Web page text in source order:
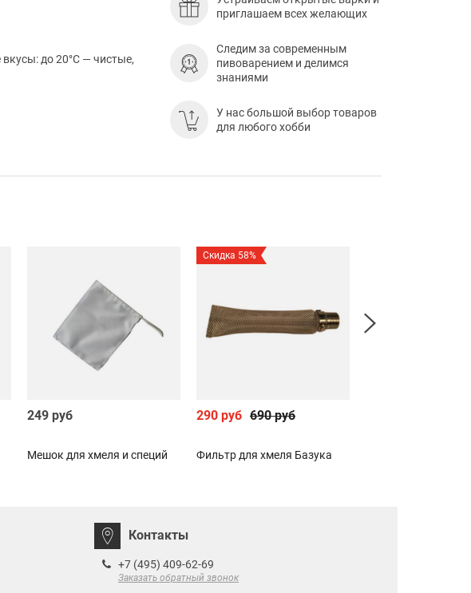
до 20°С — чистые,
приглашаем всех желающих
Следим за современным
пивоварением и делимся
знаниями
У нас большой выбор товаров
для любого хобби
249 руб
Мешок для хмеля и специй
Скидка 58%
290 руб 690 руб
Фильтр для хмеля Базука
Контакты
+7 (495) 409-62-69
Заказать обратный звонок